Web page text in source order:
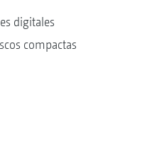
digitales
compactas